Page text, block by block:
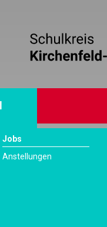
Jobs
Anstellungen